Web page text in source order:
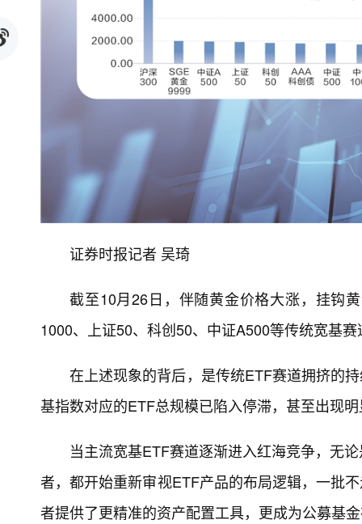
证券时报记者 吴琦
截至10月26日，伴随黄金价格大涨，挂钩
1000、上证50、科创50、中证A500等传统宽基
在上述现象的背后，是传统ETF赛道拥挤的
基指数对应的ETF总规模已陷入停滞，甚至出现
当主流宽基ETF赛道逐渐进入红海竞争，无
者，都开始重新审视ETF产品的布局逻辑，一批
者提供了更精准的资产配置工具，更成为公募基